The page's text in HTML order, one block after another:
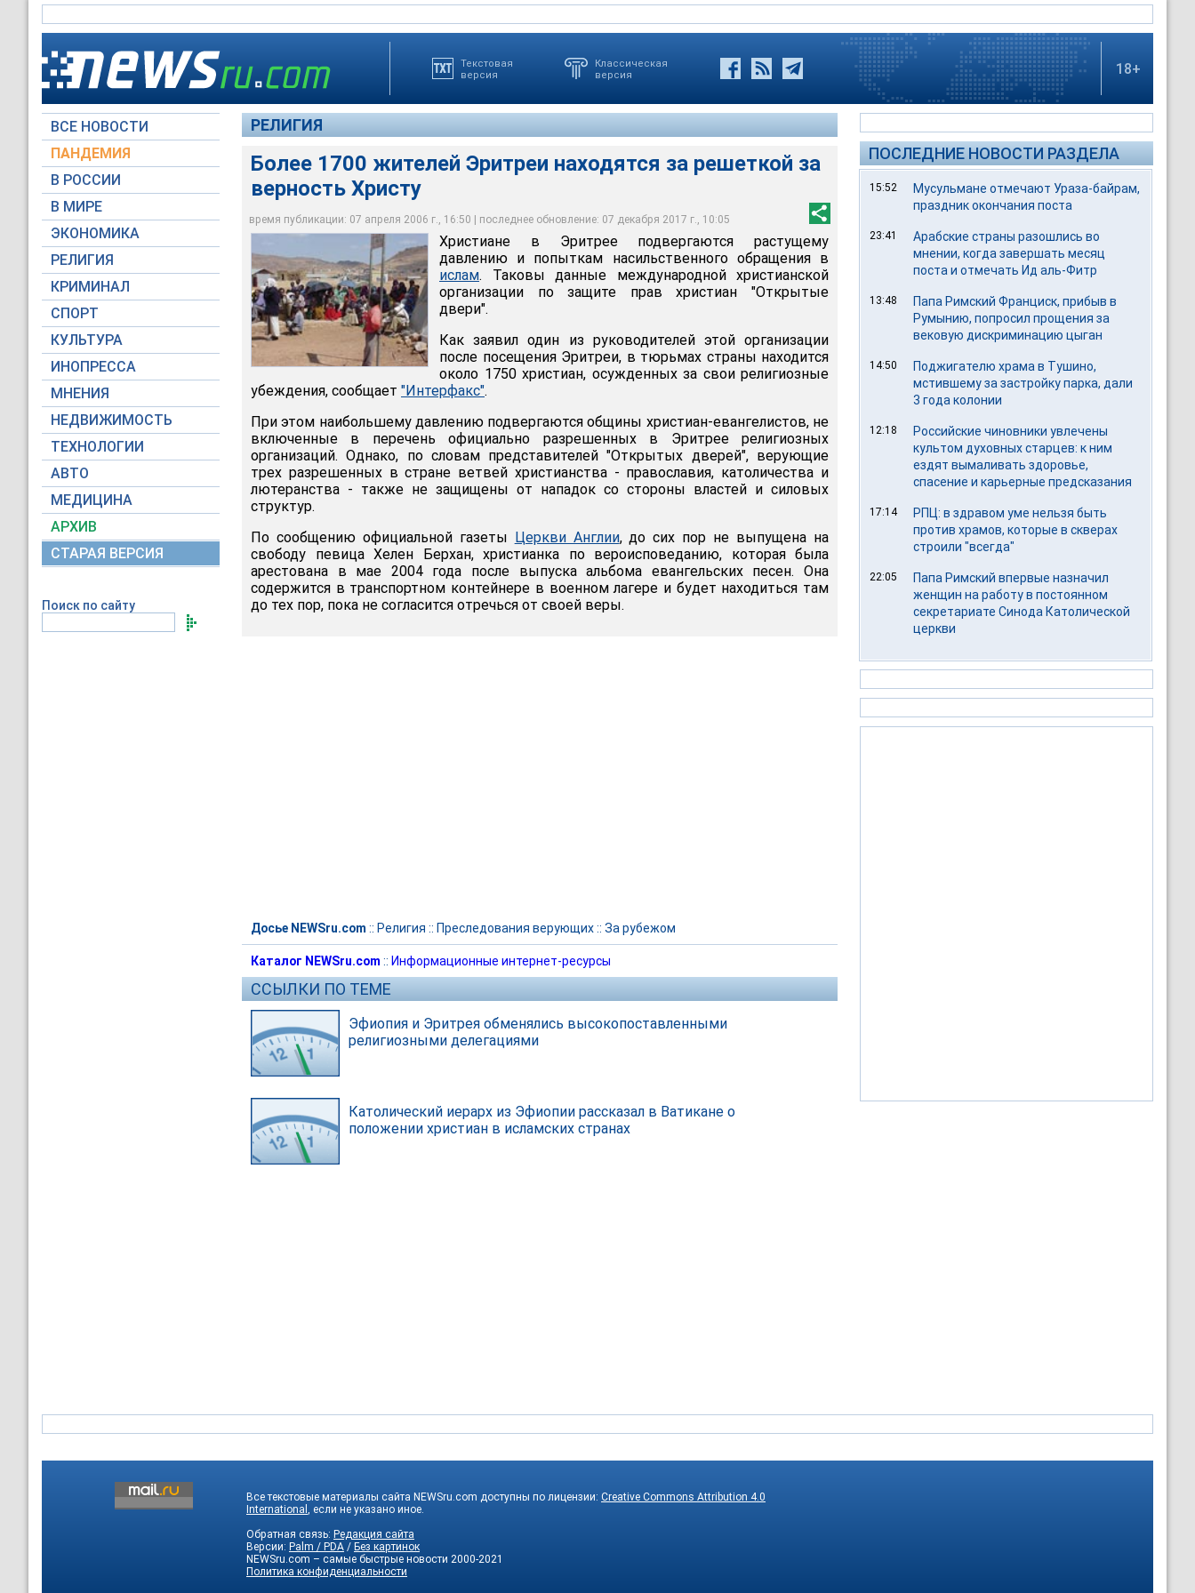
Текстовая
версия
Классическая
версия
18+
ВСЕ НОВОСТИ
ПАНДЕМИЯ
В РОССИИ
В МИРЕ
ЭКОНОМИКА
РЕЛИГИЯ
КРИМИНАЛ
СПОРТ
КУЛЬТУРА
ИНОПРЕССА
МНЕНИЯ
НЕДВИЖИМОСТЬ
ТЕХНОЛОГИИ
АВТО
МЕДИЦИНА
АРХИВ
СТАРАЯ ВЕРСИЯ
Поиск по сайту
РЕЛИГИЯ
Более 1700 жителей Эритреи находятся за решеткой за
верность Христу
время публикации: 07 апреля 2006 г., 16:50 | последнее обновление: 07 декабря 2017 г., 10:05
Наибольшему давлению подвергаются общины христиан-евангелистов, не
включенные в перечень официально разрешенных в Эритрее религиозных
организаций
Христиане в Эритрее подвергаются растущему
давлению и попыткам насильственного обращения в
ислам. Таковы данные международной христианской
организации по защите прав христиан "Открытые
двери".
Как заявил один из руководителей этой организации
после посещения Эритреи, в тюрьмах страны находится
около 1750 христиан, осужденных за свои религиозные
убеждения, сообщает "Интерфакс".
При этом наибольшему давлению подвергаются общины христиан-евангелистов, не
включенные в перечень официально разрешенных в Эритрее религиозных
организаций. Однако, по словам представителей "Открытых дверей", верующие
трех разрешенных в стране ветвей христианства - православия, католичества и
лютеранства - также не защищены от нападок со стороны властей и силовых
структур.
По сообщению официальной газеты Церкви Англии, до сих пор не выпущена на
свободу певица Хелен Берхан, христианка по вероисповеданию, которая была
арестована в мае 2004 года после выпуска альбома евангельских песен. Она
содержится в транспортном контейнере в военном лагере и будет находиться там
до тех пор, пока не согласится отречься от своей веры.
Досье NEWSru.com :: Религия :: Преследования верующих:: За рубежом
Каталог NEWSru.com :: Информационные интернет-ресурсы
ССЫЛКИ ПО ТЕМЕ
Эфиопия и Эритрея обменялись высокопоставленными
религиозными делегациями
Католический иерарх из Эфиопии рассказал в Ватикане о
положении христиан в исламских странах
ПОСЛЕДНИЕ НОВОСТИ РАЗДЕЛА
15:52
Мусульмане отмечают Ураза-байрам,
праздник окончания поста
23:41
Арабские страны разошлись во
мнении, когда завершать месяц
поста и отмечать Ид аль-Фитр
13:48
Папа Римский Франциск, прибыв в
Румынию, попросил прощения за
вековую дискриминацию цыган
14:50
Поджигателю храма в Тушино,
мстившему за застройку парка, дали
3 года колонии
12:18
Российские чиновники увлечены
культом духовных старцев: к ним
ездят вымаливать здоровье,
спасение и карьерные предсказания
17:14
РПЦ: в здравом уме нельзя быть
против храмов, которые в скверах
строили "всегда"
22:05
Папа Римский впервые назначил
женщин на работу в постоянном
секретариате Синода Католической
церкви
Все текстовые материалы сайта NEWSru.com доступны по лицензии: Creative Commons Attribution 4.0
International , если не указано иное.
Обратная связь: Редакция сайта
Версии: Palm / PDA / Без картинок
NEWSru.com – самые быстрые новости 2000-2021
Политика конфиденциальности